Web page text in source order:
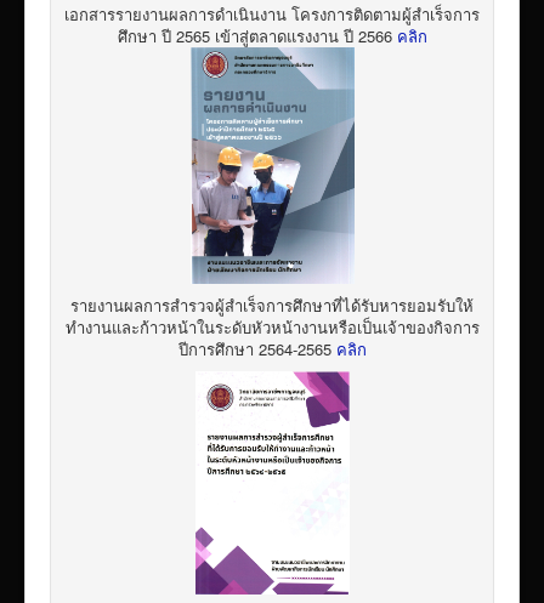
เอกสารรายงานผลการดำเนินงาน โครงการติดตามผู้สำเร็จการ
ศึกษา ปี 2565 เข้าสู่ตลาดแรงงาน ปี 2566 คลิก
รายงานผลการสำรวจผู้สำเร็จการศึกษาที่ได้รับหารยอมรับให้
ทำงานและก้าวหน้าในระดับหัวหน้างานหรือเป็นเจ้าของกิจการ
ปีการศึกษา 2564-2565 คลิก